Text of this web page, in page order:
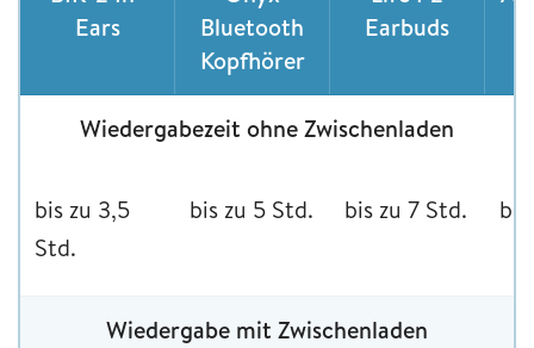
Ears
Bluetooth
Kopfhörer
Earbuds
Wiedergabezeit ohne Zwischenladen
bis zu 3,5
Std.
bis zu 5 Std. bis zu 7 Std.
Wiedergabe mit Zwischenladen